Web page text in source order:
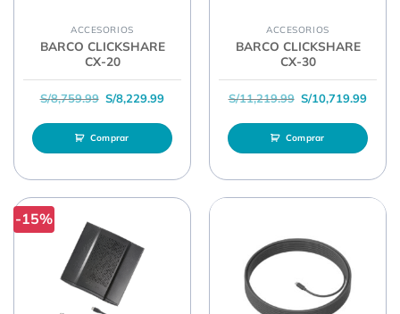
ACCESORIOS
BARCO CLICKSHARE
CX-20
S/8,759.99 El precio original era: S/8,759.99.
S/8,229.99El precio actual es: S/8,229.99.
Comprar
ACCESORIOS
BARCO CLICKSHARE
CX-30
S/11,219.99 El precio original
S/10,719.99El
Comprar
-15%